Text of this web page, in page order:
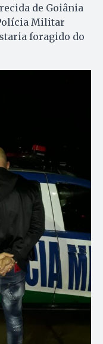
de Goiânia
Militar
foragido do